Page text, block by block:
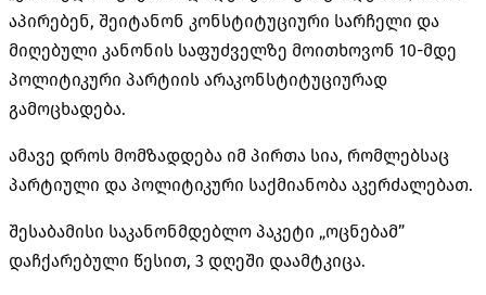
აპირებენ, შეიტანონ კონსტიტუციური სარჩელი და
მიღებული კანონის საფუძველზე მოითხოვონ 10-მდე
პოლიტიკური პარტიის არაკონსტიტუციურად
გამოცხადება.
ამავე დროს მომზადდება იმ პირთა სია, რომლებსაც
პარტიული და პოლიტიკური საქმიანობა აკერძალებათ.
შესაბამისი საკანონმდებლო პაკეტი „ოცნებამ”
დაჩქარებული წესით, 3 დღეში დაამტკიცა.